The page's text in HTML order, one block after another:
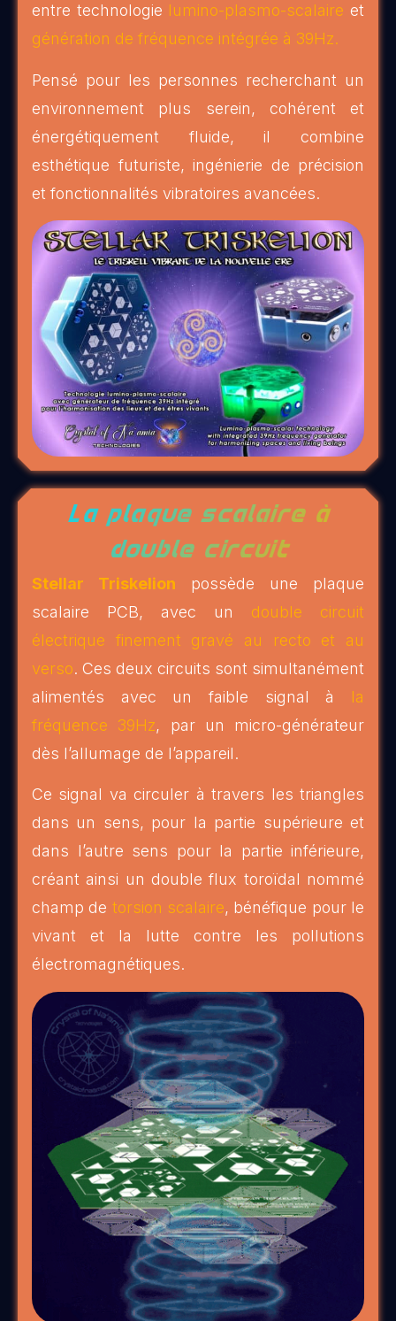
entre technologie lumino-plasmo-scalaire et
génération de fréquence intégrée à 39Hz.
Pensé pour les personnes recherchant un
environnement plus serein, cohérent et
énergétiquement fluide, il combine
esthétique futuriste, ingénierie de précision
et fonctionnalités vibratoires avancées.
La plaque scalaire à
double circuit
Stellar Triskelion possède une plaque
scalaire PCB, avec un double circuit
électrique finement gravé au recto et au
verso. Ces deux circuits sont simultanément
alimentés avec un faible signal à la
fréquence 39Hz, par un micro-générateur
dès l’allumage de l’appareil.
Ce signal va circuler à travers les triangles
dans un sens, pour la partie supérieure et
dans l’autre sens pour la partie inférieure,
créant ainsi un double flux toroïdal nommé
champ de torsion scalaire, bénéfique pour le
vivant et la lutte contre les pollutions
électromagnétiques.